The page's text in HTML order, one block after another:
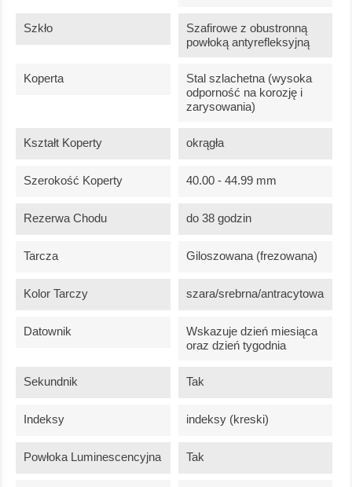
Szkło
Szafirowe z obustronną
powłoką antyrefleksyjną
Koperta
Stal szlachetna (wysoka
odporność na korozję i
zarysowania)
Kształt Koperty okrągła
Szerokość Koperty 40.00 - 44.99 mm
Rezerwa Chodu do 38 godzin
Tarcza Giloszowana (frezowana)
Kolor Tarczy szara/srebrna/antracytowa
Datownik
Wskazuje dzień miesiąca
oraz dzień tygodnia
Sekundnik Tak
Indeksy indeksy (kreski)
Powłoka Luminescencyjna Tak